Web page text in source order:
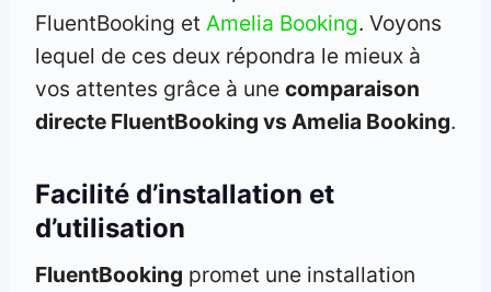
FluentBooking et Amelia Booking. Voyons
lequel de ces deux répondra le mieux à
vos attentes grâce à une comparaison
directe FluentBooking vs Amelia Booking.
Facilité d’installation et
d’utilisation
FluentBooking promet une installation